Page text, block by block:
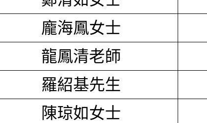
龐海鳳女士
龍鳳清老師
羅紹基先生
陳琼如女士